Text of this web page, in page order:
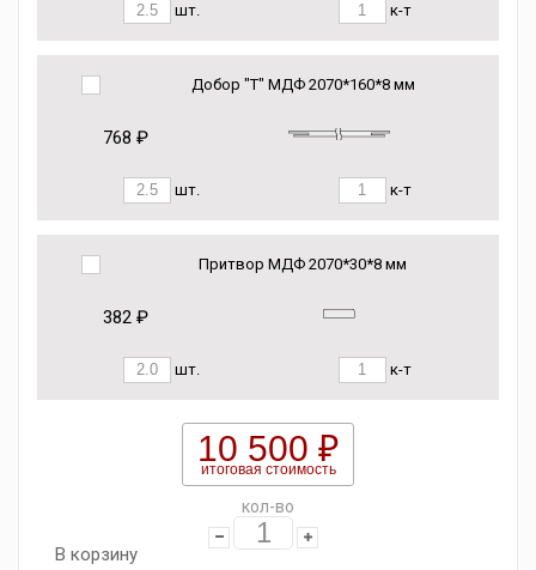
шт. к-т
Добор "Т" МДФ 2070*160*8 мм
768 ₽
шт. к-т
Притвор МДФ 2070*30*8 мм
382 ₽
шт. к-т
10 500 ₽
итоговая стоимость
кол-во
В корзину